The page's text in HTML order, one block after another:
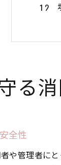
消防
る
全性
や管理者に